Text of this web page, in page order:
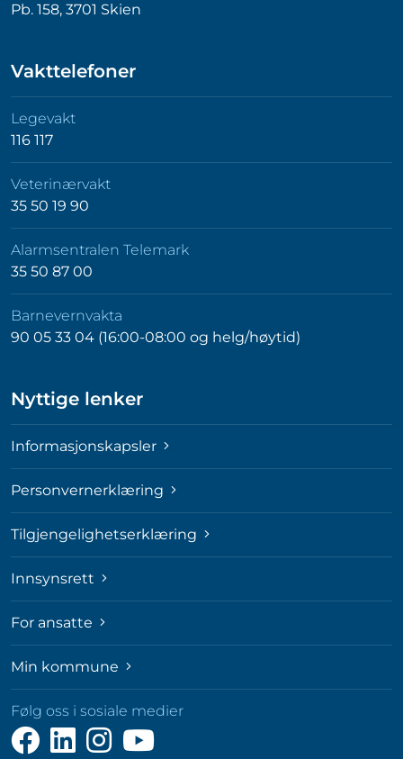
Pb. 158, 3701 Skien
Vakttelefoner
Legevakt
116 117
Veterinærvakt
35 50 19 90
Alarmsentralen Telemark
35 50 87 00
Barnevernvakta
90 05 33 04 (16:00-08:00 og helg/høytid)
Nyttige lenker
Informasjonskapsler
Personvernerklæring
Tilgjengelighetserklæring
Innsynsrett
For ansatte
Min kommune
Følg oss i sosiale medier
Følg
Følg
Følg
Følg